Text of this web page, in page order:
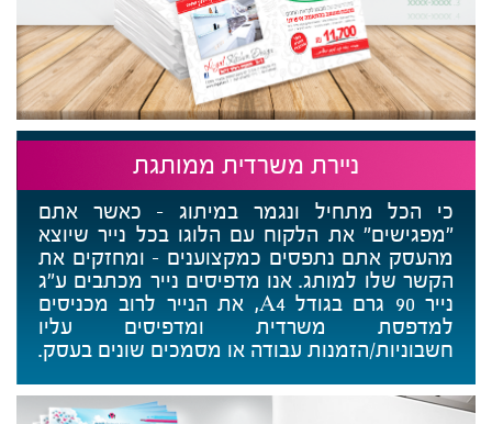
ניירת משרדית ממותגת
כי הכל מתחיל ונגמר במיתוג - כאשר אתם
"מפגישים" את הלקוח עם הלוגו בכל נייר שיוצא
מהעסק אתם נתפסים כמקצוענים - ומחזקים את
הקשר שלו למותג. אנו מדפיסים נייר מכתבים ע״ג
נייר 90 גרם בגודל A4, את הנייר לרוב מכניסים
למדפסת משרדית ומדפיסים עליו
חשבוניות/הזמנות עבודה או מסמכים שונים בעסק.